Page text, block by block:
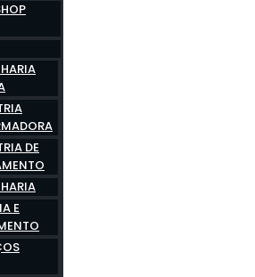
DE
E